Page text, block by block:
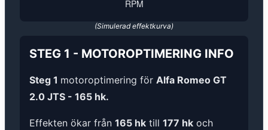
(Simulerad effektkurva)
STEG 1 - MOTOROPTIMERING INFO
Steg 1 motoroptimering för Alfa Romeo GT
2.0 JTS - 165 hk.
Effekten ökar från 165 hk till 177 hk och